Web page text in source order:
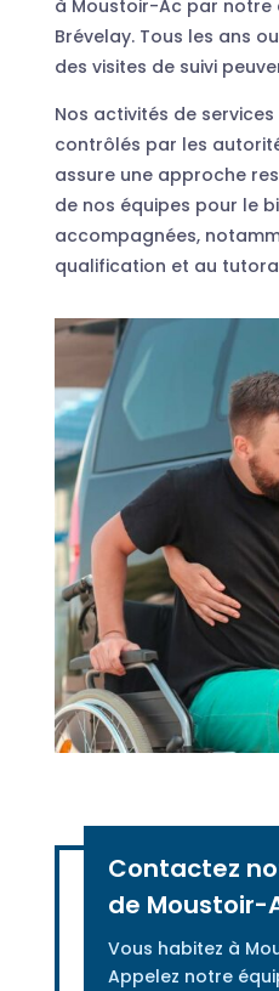
à Moustoir-Ac par notre
Brévelay. Tous les ans
des visites de suivi
Nos activités de
contrôlés par les
assure une approche
de nos équipes pour le
accompagnées,
qualification et au
Contactez
de Moustoir-
Vous habitez à
Appelez notre